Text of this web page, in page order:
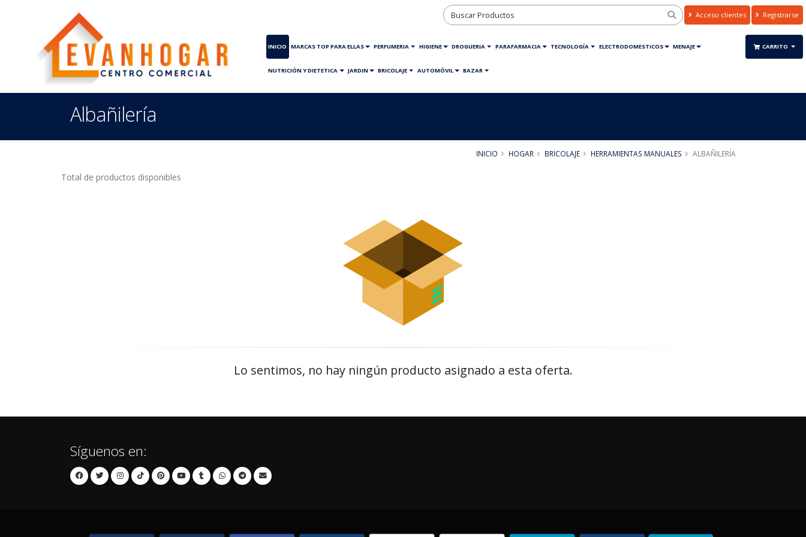
Acceso clientes Registrarse
INICIO MARCAS TOP PARA ELLAS PERFUMERIA HIGIENE DROGUERIA PARAFARMACIA TECNOLOGÍA ELECTRODOMESTICOS MENAJE
NUTRICIÓN Y DIETETICA JARDIN BRICOLAJE AUTOMÓVIL BAZAR
CARRITO
Albañilería
INICIO HOGAR BRICOLAJE HERRAMIENTAS MANUALES ALBAÑILERÍA
Total de productos disponibles
Lo sentimos, no hay ningún producto asignado a esta oferta.
Síguenos en: